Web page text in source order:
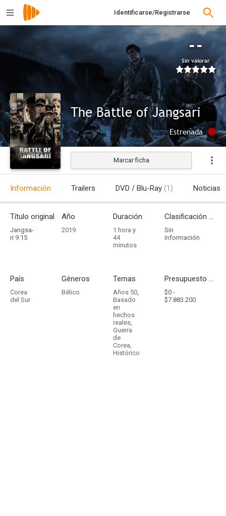
Identificarse/Registrarse
--
Sin valorar
The Battle of Jangsari
Estrenada
Marcar ficha
Información Trailers DVD / Blu-Ray (1) Noticias
Título original
Jangsa-
ri 9.15
Año
2019
Duración
1 hora y
44
minutos
Clasificación por edades
Sin
información
País
Corea
del Sur
Géneros
Bélico
Temas
Años 50,
Basado
en
hechos
reales,
Guerra
de
Corea,
Histórico
Presupuesto - Ingresos
$0 -
$7.883.200